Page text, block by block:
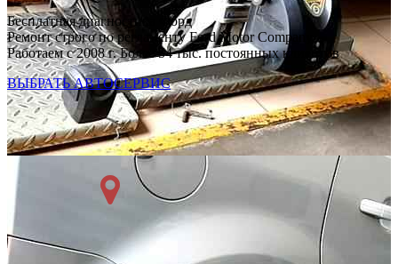
Бесплатная диагностика Форд
Ремонт строго по регламенту Ford Motor Company
Работаем с 2008 г. Более 54 тыс. постоянных клиентов
ВЫБРАТЬ АВТОСЕРВИС